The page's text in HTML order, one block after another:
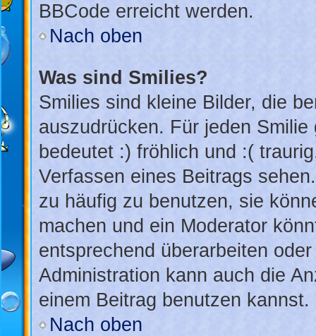
BBCode erreicht werden.
Nach oben
Was sind Smilies?
Smilies sind kleine Bilder, die
auszudrücken. Für jeden
bedeutet :) fröhlich und :(
Verfassen eines Beitrags
zu häufig zu benutzen, sie
machen und ein Moderator
entsprechend überarbeiten
Administration kann auch die
einem Beitrag benutzen kannst.
Nach oben